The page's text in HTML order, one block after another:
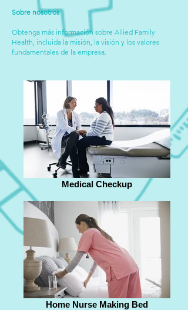
Sobre nosotros
Obtenga más información sobre Allied Family
Health, incluida la misión, la visión y los valores
fundamentales de la empresa.
Medical Checkup
Home Nurse Making Bed